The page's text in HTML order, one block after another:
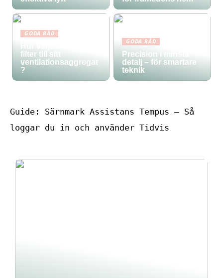
GODA RÅD
filter till sitt
ventilationsaggregat
?
GODA RÅD
Precision i minsta
detalj – för smartare
teknik
Guide: Särnmark Assistans Tempus – Så
loggar du in och använder Tidvis